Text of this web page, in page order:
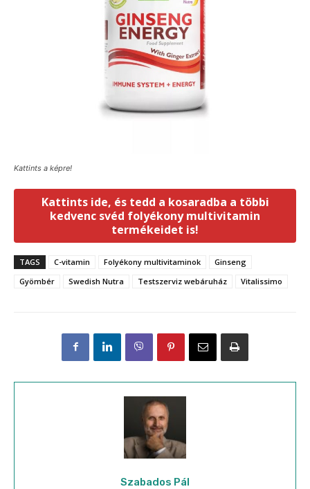
Kattints a képre!
Kattints ide, és tedd a kosaradba a többi
kedvenc svéd folyékony multivitamin
termékeidet is!
TAGS C-vitamin Folyékony multivitaminok
Ginseng
Gyömbér
Swedish Nutra Testszerviz webáruház Vitalissimo
Szabados Pál